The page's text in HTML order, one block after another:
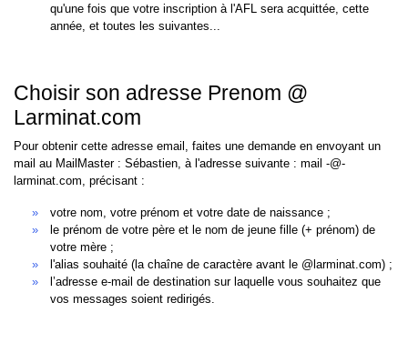
qu'une fois que votre inscription à l'AFL sera acquittée, cette
année, et toutes les suivantes...
Choisir son adresse Prenom @
Larminat.com
Pour obtenir cette adresse email, faites une demande en envoyant un
mail au MailMaster : Sébastien, à l'adresse suivante : mail -@-
larminat.com, précisant :
votre nom, votre prénom et votre date de naissance ;
le prénom de votre père et le nom de jeune fille (+ prénom) de
votre mère ;
l'alias souhaité (la chaîne de caractère avant le @larminat.com) ;
l’adresse e-mail de destination sur laquelle vous souhaitez que
vos messages soient redirigés.